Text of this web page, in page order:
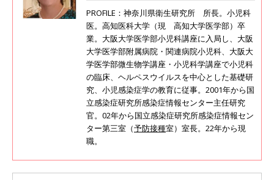
PROFILE：神奈川県衛生研究所 所長。小児科
医。高知医科大学（現 高知大学医学部）卒
業。大阪大学医学部小児科講座に入局し、大阪
大学医学部附属病院・関連病院小児科、大阪大
学医学部微生物学講座・小児科学講座で小児科
の臨床、ヘルペスウイルスを中心とした基礎研
究、小児感染症学の教育に従事。2001年から国
立感染症研究所感染症情報センター主任研究
官。02年から国立感染症研究所感染症情報セン
ター第三室（予防接種室）室長。22年から現
職。